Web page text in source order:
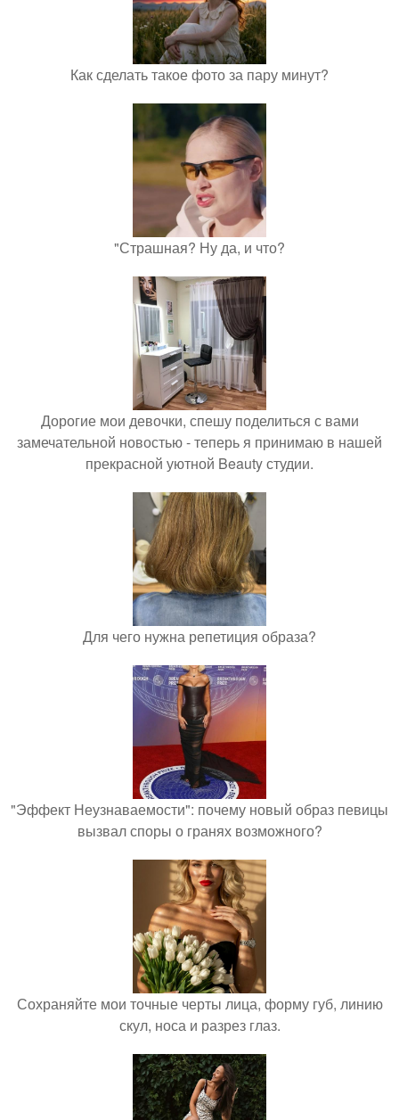
Как сделать такое фото за пару минут?
"Страшная? Ну да, и что?
Дорогие мои девочки, спешу поделиться с вами
замечательной новостью - теперь я принимаю в нашей
прекрасной уютной Beauty студии.
Для чего нужна репетиция образа?
"Эффект Неузнаваемости": почему новый образ певицы
вызвал споры о гранях возможного?
Сохраняйте мои точные черты лица, форму губ, линию
скул, носа и разрез глаз.